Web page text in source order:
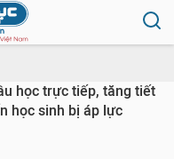
học trực tiếp, tăng tiết
học sinh bị áp lực